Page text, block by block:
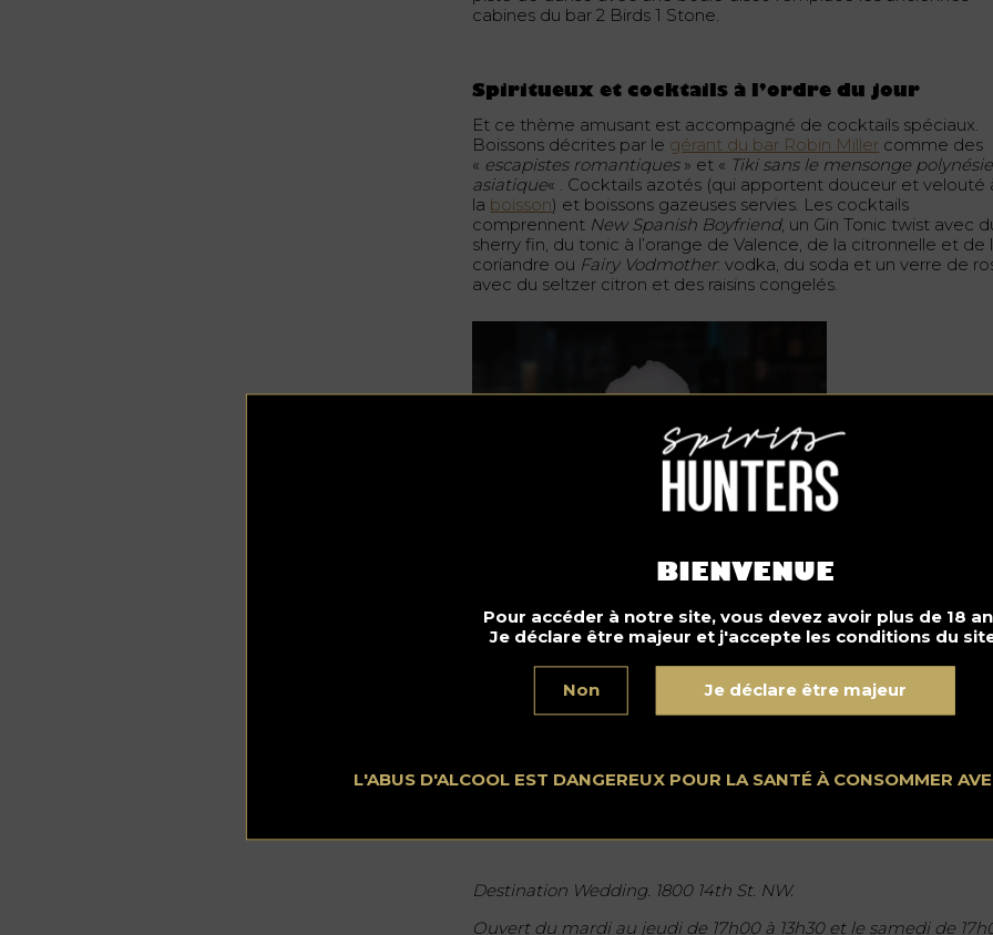
BIENVENUE
Pour accéder à notre site, vous devez avoir plus de 18
Je déclare être majeur et j'accepte les conditions du
Non Je déclare être majeur
L'ABUS D'ALCOOL EST DANGEREUX POUR LA SANTÉ À CONSOMMER
cabines du bar 2 Birds 1 Stone.
Spiritueux et cocktails à l’ordre du jour
Et ce thème amusant est accompagné de cocktails spéciaux.
Boissons décrites par le gérant du bar Robin Miller comme des
« escapistes romantiques» et « Tiki sans le mensonge
asiatique« . Cocktails azotés (qui apportent douceur et velouté
la boisson) et boissons gazeuses servies. Les cocktails
comprennent New Spanish Boyfriend, un Gin Tonic twist avec
sherry fin, du tonic à l’orange de Valence, de la citronnelle et de
coriandre ou Fairy Vodmother: vodka, du soda et un verre de
avec du seltzer citron et des raisins congelés.
Destination Wedding. 1800 14th St. NW.
Ouvert du mardi au jeudi de 17h00 à 13h30 et le samedi de